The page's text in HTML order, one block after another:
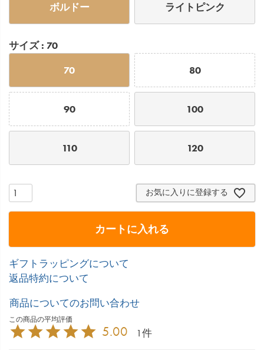
ボルドー ライトピンク
サイズ 70
70 80
90 100
110 120
お気に入りに登録する
カートに入れる
ギフトラッピングについて
返品特約について
商品についてのお問い合わせ
5.00 1